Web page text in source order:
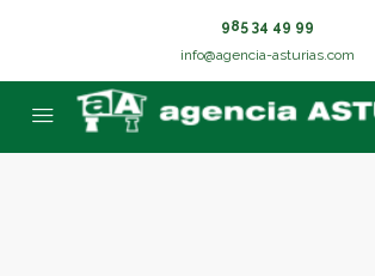
985 34 49 99
info@agencia-asturias.com